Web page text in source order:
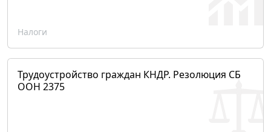
Налоги
Трудоустройство граждан КНДР. Резолюция СБ
ООН 2375